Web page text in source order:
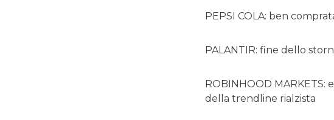
PEPSI COLA: ben
PALANTIR: fine dello
ROBINHOOD
della trendline rialzista